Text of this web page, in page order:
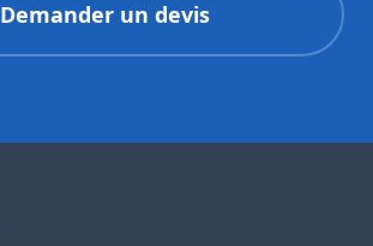
Demander un devis